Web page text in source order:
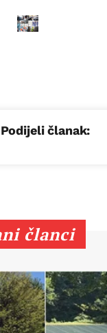
Podijeli članak:
članci